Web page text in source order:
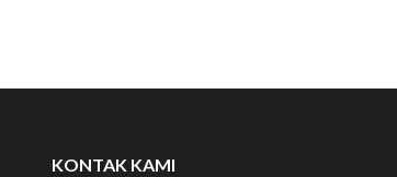
KONTAK KAMI